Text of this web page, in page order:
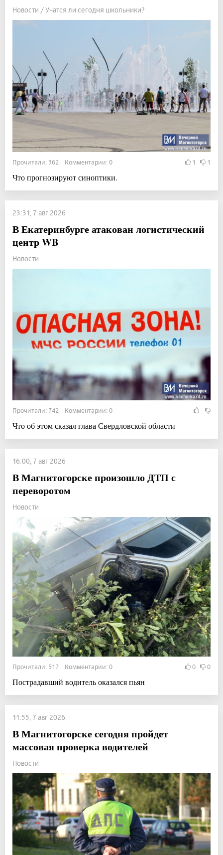
Новости / Учатся ли сегодня школьники?
Прочитали: 362 Комментарии: 0 1 1
Что прогнозируют синоптики.
23:31, 7 авг 2026
В Екатеринбурге атакован логистический
центр WB
Новости
Прочитали: 742 Комментарии: 0
Что об этом сказал глава Свердловской области
16:00, 7 авг 2026
В Магнитогорске произошло ДТП с
переворотом
Новости
Прочитали: 517 Комментарии: 0 0 0
Пострадавший водитель оказался пьян
11:55, 7 авг 2026
В Магнитогорске сегодня пройдет
массовая проверка водителей
Новости